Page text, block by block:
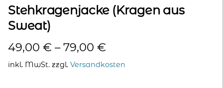
Stehkragenjacke (Kragen aus
Sweat)
49,00 € –79,00 €
inkl. MwSt. zzgl. Versandkosten